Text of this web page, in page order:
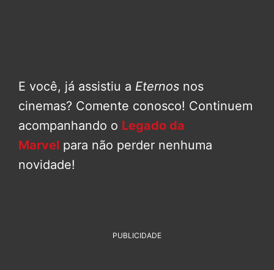
E você, já assistiu a Eternos nos
cinemas? Comente conosco! Continuem
acompanhando o Legado da
Marvel para não perder nenhuma
novidade!
PUBLICIDADE